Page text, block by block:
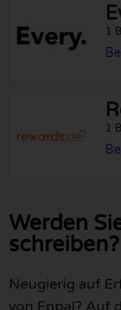
1
1
Werden
schreiben?
Neugierig auf
von Enpal? Auf